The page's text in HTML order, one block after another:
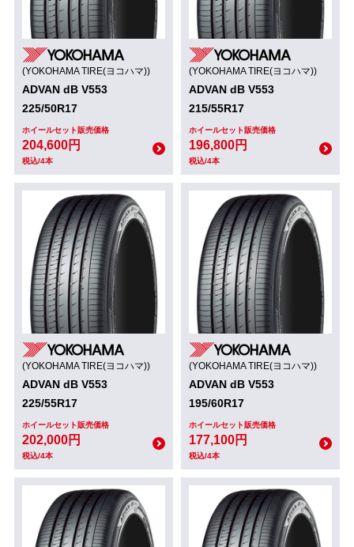
(YOKOHAMA TIRE(ヨコハマ))
ADVAN dB V553
225/50R17
ホイールセット販売価格
204,600円
税込/4本
(YOKOHAMA TIRE(ヨコハマ))
ADVAN dB V553
215/55R17
ホイールセット販売価格
196,800円
税込/4本
(YOKOHAMA TIRE(ヨコハマ))
ADVAN dB V553
225/55R17
ホイールセット販売価格
202,000円
税込/4本
(YOKOHAMA TIRE(ヨコハマ))
ADVAN dB V553
195/60R17
ホイールセット販売価格
177,100円
税込/4本